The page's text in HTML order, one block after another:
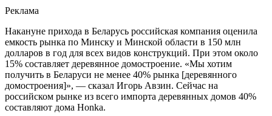
Реклама
Накануне прихода в Беларусь российская компания оценила
емкость рынка по Минску и Минской области в 150 млн
долларов в год для всех видов конструкций. При этом около
15% составляет деревянное домостроение. «Мы хотим
получить в Беларуси не менее 40% рынка [деревянного
домостроения]», — сказал Игорь Авзин. Сейчас на
российском рынке из всего импорта деревянных домов 40%
составляют дома Honka.